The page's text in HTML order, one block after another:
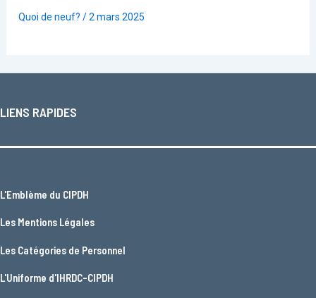
Quoi de neuf? /2 mars 2025
LIENS RAPIDES
L'Emblème du CIPDH
Les Mentions Légales
Les Catégories de Personnel
L'Uniforme d'IHRDC-CIPDH